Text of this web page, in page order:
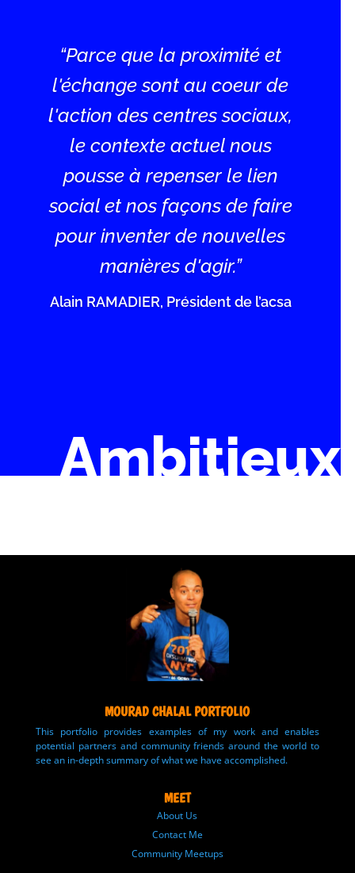
“Parce que la proximité et
l'échange sont au coeur de
l'action des centres sociaux,
le contexte actuel nous
pousse à repenser le lien
social et nos façons de faire
pour inventer de nouvelles
manières d'agir.”
Alain RAMADIER, Président de l’acsa
Ambitieux
MOURAD CHALAL PORTFOLIO
This portfolio provides examples of my work and enables
potential partners and community friends around the world to
see an in-depth summary of what we have accomplished.
MEET
About Us
Contact Me
Community Meetups